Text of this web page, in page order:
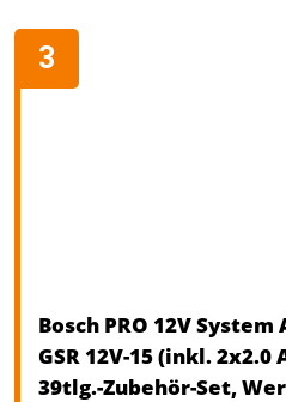
Bosch PRO 12V
GSR 12V-15 (inkl.
39tlg.-Zubehör-Set,